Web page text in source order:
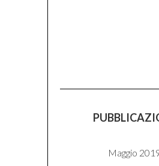
Maggio